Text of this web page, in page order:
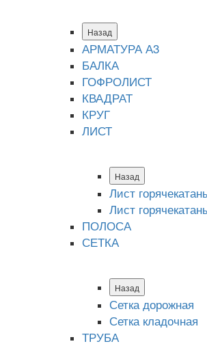
Назад
АРМАТУРА А3
БАЛКА
ГОФРОЛИСТ
КВАДРАТ
КРУГ
ЛИСТ
Назад
Лист
Лист
ПОЛОСА
СЕТКА
Назад
Сетка дорожная
Сетка кладочная
ТРУБА